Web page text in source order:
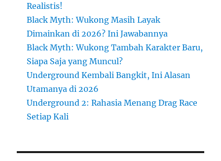
Realistis!
Black Myth: Wukong Masih Layak
Dimainkan di 2026? Ini Jawabannya
Black Myth: Wukong Tambah Karakter Baru,
Siapa Saja yang Muncul?
Underground Kembali Bangkit, Ini Alasan
Utamanya di 2026
Underground 2: Rahasia Menang Drag Race
Setiap Kali